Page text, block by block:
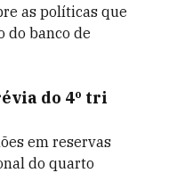
as políticas que
do banco de
do 4º tri
em reservas
do quarto